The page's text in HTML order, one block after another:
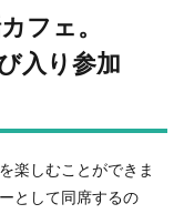
フェ。
入り参加
楽しむことができま
として同席するの